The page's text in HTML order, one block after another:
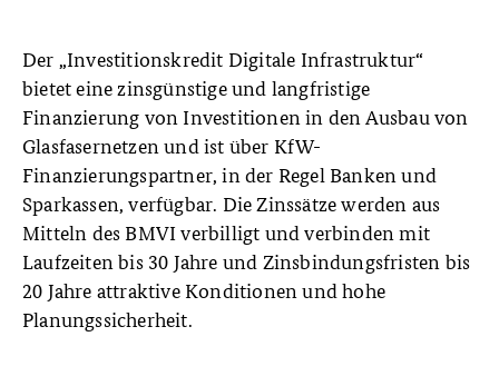
Der „Investitionskredit Digitale Infrastruktur“
bietet eine zinsgünstige und langfristige
Finanzierung von Investitionen in den Ausbau von
Glasfasernetzen und ist über KfW-
Finanzierungspartner, in der Regel Banken und
Sparkassen, verfügbar. Die Zinssätze werden aus
Mitteln des BMVI verbilligt und verbinden mit
Laufzeiten bis 30 Jahre und Zinsbindungsfristen bis
20 Jahre attraktive Konditionen und hohe
Planungssicherheit.